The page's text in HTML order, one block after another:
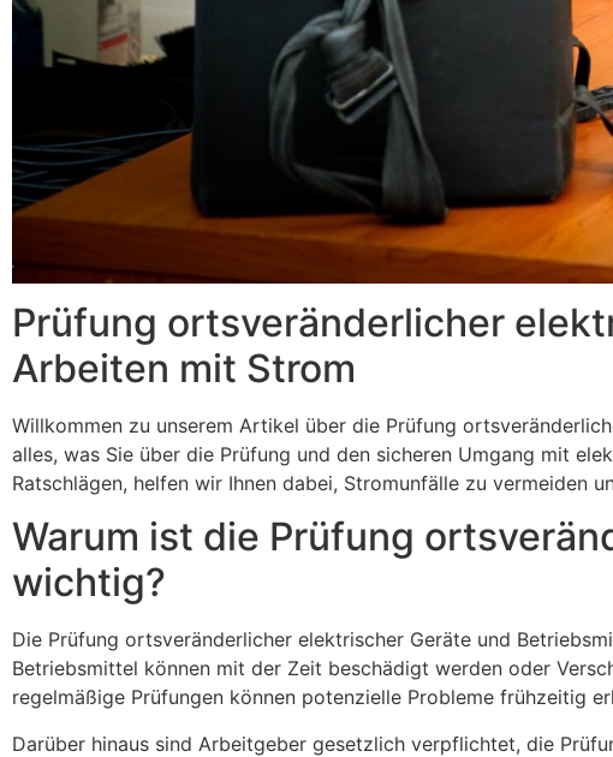
Prüfung ortsveränderlicher
Arbeiten mit Strom
Willkommen zu unserem Artikel über die Prüfung
alles, was Sie über die Prüfung und den sicheren Umgang mit
Ratschlägen, helfen wir Ihnen dabei, Stromunfälle zu vermeiden
Warum ist die Prüfung
wichtig?
Die Prüfung ortsveränderlicher elektrischer Geräte und
Betriebsmittel können mit der Zeit beschädigt werden oder
regelmäßige Prüfungen können potenzielle Probleme frühzeitig
Darüber hinaus sind Arbeitgeber gesetzlich verpflichtet, die